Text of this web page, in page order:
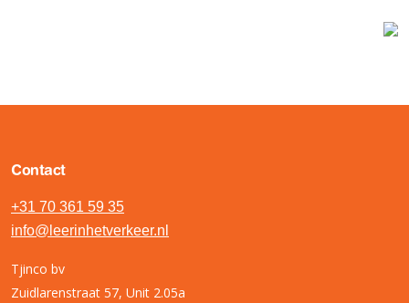
Contact
+31 70 361 59 35
info@leerinhetverkeer.nl
Tjinco bv
Zuidlarenstraat 57, Unit 2.05a